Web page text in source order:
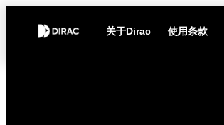
关于Dirac 使用条款